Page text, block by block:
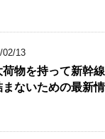
02/13
荷物を持って新幹
まないための最新